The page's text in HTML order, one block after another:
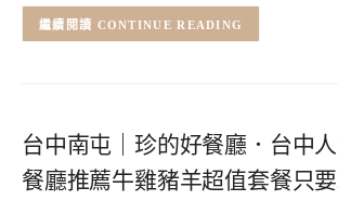
CONTINUE READING
台中南屯｜珍的好餐廳．台中
餐廳推薦牛雞豬羊超值套餐只